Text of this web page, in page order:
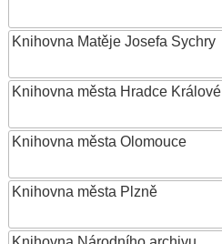
Knihovna Matěje Josefa Sychry
Knihovna města Hradce Králové
Knihovna města Olomouce
Knihovna města Plzně